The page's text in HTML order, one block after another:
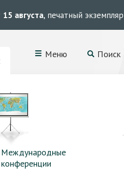
15 августа, печатный
Меню Поиск
Международные
конференции